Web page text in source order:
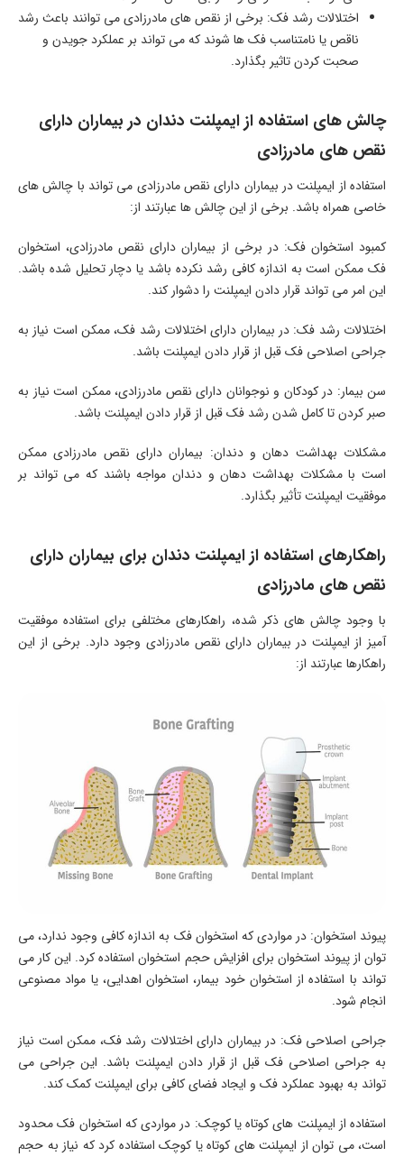
اختلالات رشد فک: برخی از نقص های مادرزادی می توانند باعث رشد
ناقص یا نامتناسب فک ها شوند که می تواند بر عملکرد جویدن و
صحبت کردن تاثیر بگذارد.
چالش های استفاده از ایمپلنت دندان در بیماران دارای
نقص های مادرزادی
استفاده از ایمپلنت در بیماران دارای نقص مادرزادی می تواند با چالش های
خاصی همراه باشد. برخی از این چالش ها عبارتند از:
کمبود استخوان فک: در برخی از بیماران دارای نقص مادرزادی، استخوان
فک ممکن است به اندازه کافی رشد نکرده باشد یا دچار تحلیل شده باشد.
این امر می تواند قرار دادن ایمپلنت را دشوار کند.
اختلالات رشد فک: در بیماران دارای اختلالات رشد فک، ممکن است نیاز به
جراحی اصلاحی فک قبل از قرار دادن ایمپلنت باشد.
سن بیمار: در کودکان و نوجوانان دارای نقص مادرزادی، ممکن است نیاز به
صبر کردن تا کامل شدن رشد فک قبل از قرار دادن ایمپلنت باشد.
مشکلات بهداشت دهان و دندان: بیماران دارای نقص مادرزادی ممکن
است با مشکلات بهداشت دهان و دندان مواجه باشند که می تواند بر
موفقیت ایمپلنت تأثیر بگذارد.
راهکارهای استفاده از ایمپلنت دندان برای بیماران دارای
نقص های مادرزادی
با وجود چالش های ذکر شده، راهکارهای مختلفی برای استفاده موفقیت
آمیز از ایمپلنت در بیماران دارای نقص مادرزادی وجود دارد. برخی از این
راهکارها عبارتند از:
پیوند استخوان: در مواردی که استخوان فک به اندازه کافی وجود ندارد، می
توان از پیوند استخوان برای افزایش حجم استخوان استفاده کرد. این کار می
تواند با استفاده از استخوان خود بیمار، استخوان اهدایی، یا مواد مصنوعی
انجام شود.
جراحی اصلاحی فک: در بیماران دارای اختلالات رشد فک، ممکن است نیاز
به جراحی اصلاحی فک قبل از قرار دادن ایمپلنت باشد. این جراحی می
تواند به بهبود عملکرد فک و ایجاد فضای کافی برای ایمپلنت کمک کند.
استفاده از ایمپلنت های کوتاه یا کوچک: در مواردی که استخوان فک محدود
است، می توان از ایمپلنت های کوتاه یا کوچک استفاده کرد که نیاز به حجم